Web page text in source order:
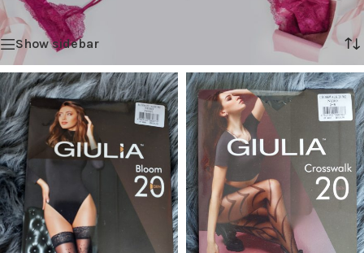
Kezdőlap/Üzlet Mind a(z) 10 találat megjelenítve
Show sidebar